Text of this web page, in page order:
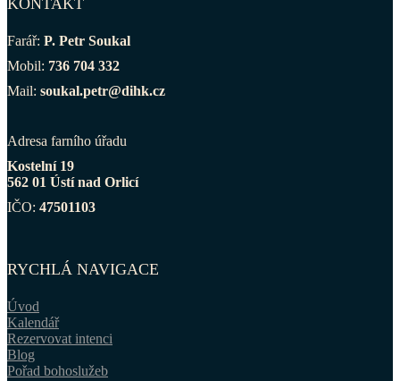
KONTAKT
Farář: P. Petr Soukal
Mobil: 736 704 332
Mail: soukal.petr@dihk.cz
Adresa farního úřadu
Kostelní 19
562 01 Ústí nad Orlicí
IČO: 47501103
RYCHLÁ NAVIGACE
Úvod
Kalendář
Rezervovat intenci
Blog
Pořad bohoslužeb